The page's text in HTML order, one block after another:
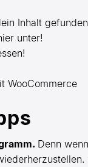
Inhalt gefunden
unter!
WooCommerce
Denn